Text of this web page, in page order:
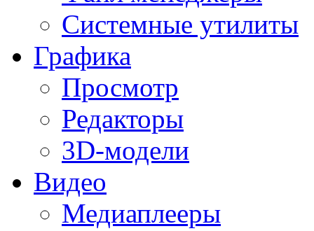
Системные утилиты
Графика
Просмотр
Редакторы
3D-модели
Видео
Медиаплееры